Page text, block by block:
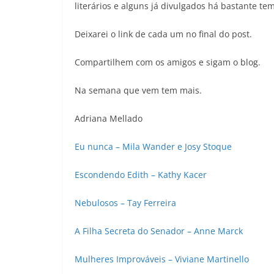
literários e alguns já divulgados há bastante
Deixarei o link de cada um no final do post.
Compartilhem com os amigos e sigam o blog.
Na semana que vem tem mais.
Adriana Mellado
Eu nunca – Mila Wander e Josy Stoque
Escondendo Edith – Kathy Kacer
Nebulosos – Tay Ferreira
A Filha Secreta do Senador – Anne Marck
Mulheres Improváveis – Viviane Martinello